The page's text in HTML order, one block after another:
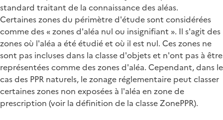
standard traitant de la connaissance des aléas.
Certaines zones du périmètre d'étude sont considérées
comme des « zones d'aléa nul ou insignifiant ». Il s'agit des
zones où l'aléa a été étudié et où il est nul. Ces zones ne
sont pas incluses dans la classe d'objets et n'ont pas à être
représentées comme des zones d'aléa. Cependant, dans le
cas des PPR naturels, le zonage réglementaire peut classer
certaines zones non exposées à l'aléa en zone de
prescription (voir la définition de la classe ZonePPR).